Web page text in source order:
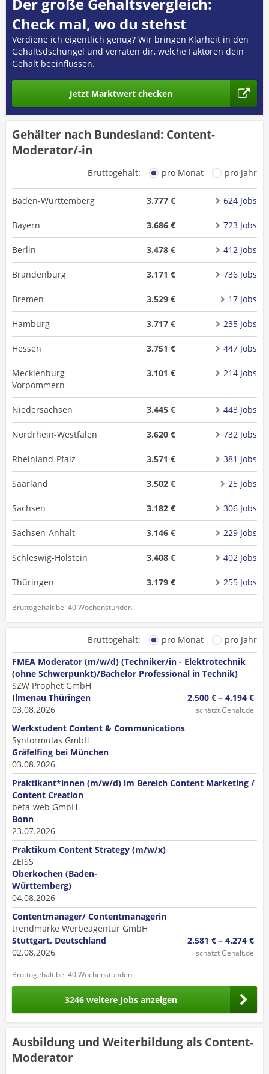
Check mal, wo du stehst
Verdiene ich eigentlich genug? Wir bringen Klarheit in den
Gehaltsdschungel und verraten dir, welche Faktoren dein
Gehalt beeinflussen.
Jetzt Marktwert checken
Gehälter nach Bundesland: Content-
Moderator/-in
Bruttogehalt: pro Monat pro Jahr
Baden-Württemberg 3.777 € 624 Jobs
Bayern 3.686 € 723 Jobs
Berlin 3.478 € 412 Jobs
Brandenburg 3.171 € 736 Jobs
Bremen 3.529 € 17 Jobs
Hamburg 3.717 € 235 Jobs
Hessen 3.751 € 447 Jobs
Mecklenburg-
Vorpommern
3.101 € 214 Jobs
Niedersachsen 3.445 € 443 Jobs
Nordrhein-Westfalen 3.620 € 732 Jobs
Rheinland-Pfalz 3.571 € 381 Jobs
Saarland 3.502 € 25 Jobs
Sachsen 3.182 € 306 Jobs
Sachsen-Anhalt 3.146 € 229 Jobs
Schleswig-Holstein 3.408 € 402 Jobs
Thüringen 3.179 € 255 Jobs
Bruttogehalt bei 40 Wochenstunden.
Bruttogehalt: pro Monat
pro Jahr
FMEA Moderator (m/w/d) (Techniker/in - Elektrotechnik
(ohne Schwerpunkt)/Bachelor Professional in Technik)
SZW Prophet GmbH
Ilmenau Thüringen
03.08.2026
2.500 € – 4.194 €
schätzt Gehalt.de
Werkstudent Content & Communications
Synformulas GmbH
Gräfelfing bei München
03.08.2026
Praktikant*innen (m/w/d) im Bereich Content Marketing /
Content Creation
beta-web GmbH
Bonn
23.07.2026
Praktikum Content Strategy (m/w/x)
ZEISS
Oberkochen (Baden-
Württemberg)
04.08.2026
Contentmanager/ Contentmanagerin
trendmarke Werbeagentur GmbH
Stuttgart, Deutschland
02.08.2026
2.581 € – 4.274 €
schätzt Gehalt.de
Bruttogehalt bei 40 Wochenstunden
3246 weitere Jobs anzeigen
Ausbildung und Weiterbildung als Content-
Moderator